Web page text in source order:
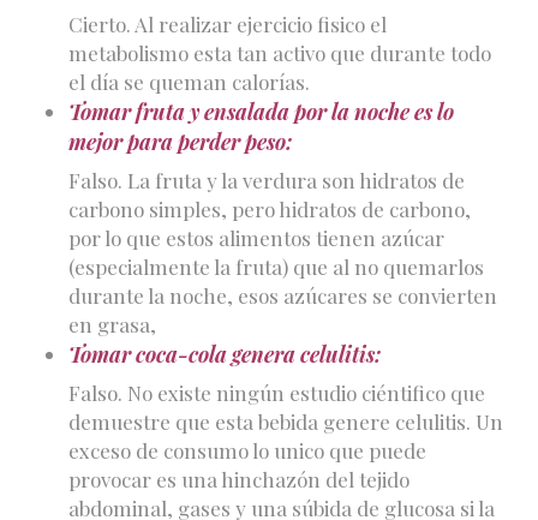
Cierto. Al realizar ejercicio fisico el
metabolismo esta tan activo que durante todo
el día se queman calorías.
Tomar fruta y ensalada por la noche es lo
mejor para perder peso:
Falso. La fruta y la verdura son hidratos de
carbono simples, pero hidratos de carbono,
por lo que estos alimentos tienen azúcar
(especialmente la fruta) que al no quemarlos
durante la noche, esos azúcares se convierten
en grasa,
Tomar coca-cola genera celulitis:
Falso. No existe ningún estudio ciéntifico que
demuestre que esta bebida genere celulitis. Un
exceso de consumo lo unico que puede
provocar es una hinchazón del tejido
abdominal, gases y una súbida de glucosa si la